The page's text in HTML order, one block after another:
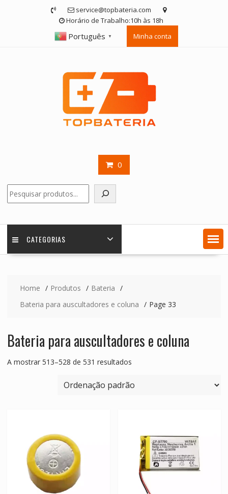
service@topbateria.com
Horário de Trabalho:10h às 18h
Português ▼ Minha conta
0
CATEGORIAS
Home Produtos
Bateria
Bateria para auscultadores e coluna
Page 33
Bateria para auscultadores e coluna
A mostrar 513–528 de 531 resultados